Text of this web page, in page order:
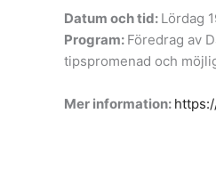
Datum och tid: Lördag
Program: Föredrag av
tipspromenad och
Mer information: